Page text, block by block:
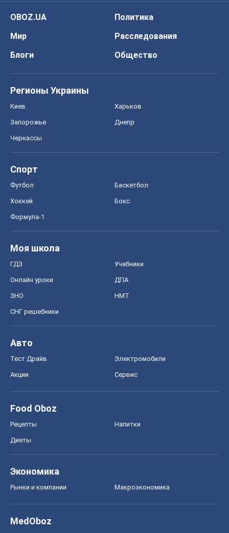
OBOZ.UA
Политика
Мир
Расследования
Блоги
Общество
Регионы Украины
Киев Харьков
Запорожье Днепр
Черкассы
Спорт
Футбол Баскетбол
Хоккей Бокс
Формула-1
Моя школа
ГДЗ Учебники
Онлайн уроки ДПА
ЗНО НМТ
СНГ решебники
Авто
Тест Драйв Электромобили
Акции Сервис
Food Oboz
Рецепты Напитки
Диеты
Экономика
Рынки и компании Mакроэкономика
MedOboz